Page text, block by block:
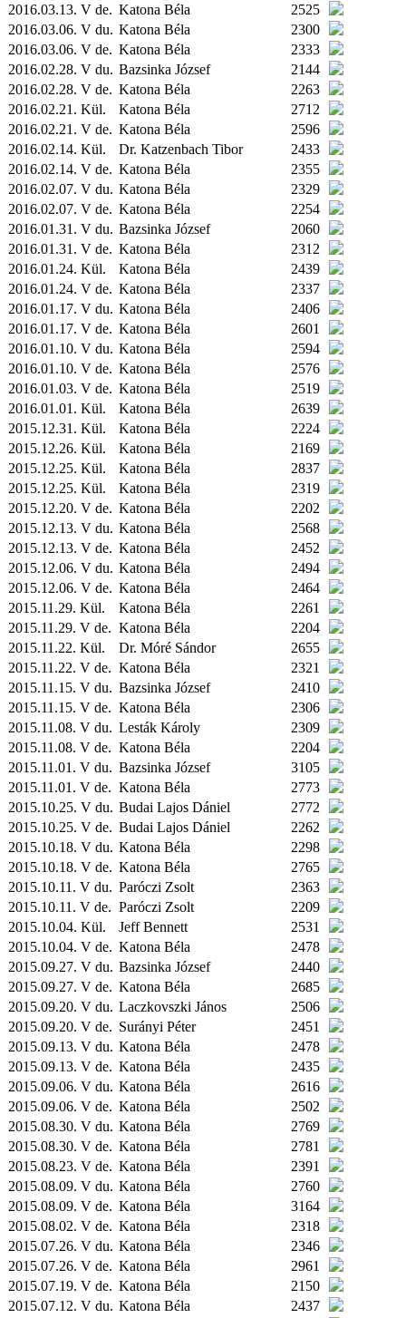
2016.03.13. V de. Katona Béla
2525
2016.03.06. V du. Katona Béla
2300
2016.03.06. V de. Katona Béla
2333
2016.02.28. V du. Bazsinka József
2144
2016.02.28. V de. Katona Béla
2263
2016.02.21. Kül. Katona Béla
2712
2016.02.21. V de. Katona Béla
2596
2016.02.14. Kül. Dr. Katzenbach Tibor
2433
2016.02.14. V de. Katona Béla
2355
2016.02.07. V du. Katona Béla
2329
2016.02.07. V de. Katona Béla
2254
2016.01.31. V du. Bazsinka József
2060
2016.01.31. V de. Katona Béla
2312
2016.01.24. Kül. Katona Béla
2439
2016.01.24. V de. Katona Béla
2337
2016.01.17. V du. Katona Béla
2406
2016.01.17. V de. Katona Béla
2601
2016.01.10. V du. Katona Béla
2594
2016.01.10. V de. Katona Béla
2576
2016.01.03. V de. Katona Béla
2519
2016.01.01. Kül. Katona Béla
2639
2015.12.31. Kül. Katona Béla
2224
2015.12.26. Kül. Katona Béla
2169
2015.12.25. Kül. Katona Béla
2837
2015.12.25. Kül. Katona Béla
2319
2015.12.20. V de. Katona Béla
2202
2015.12.13. V du. Katona Béla
2568
2015.12.13. V de. Katona Béla
2452
2015.12.06. V du. Katona Béla
2494
2015.12.06. V de. Katona Béla
2464
2015.11.29. Kül. Katona Béla
2261
2015.11.29. V de. Katona Béla
2204
2015.11.22. Kül. Dr. Móré Sándor
2655
2015.11.22. V de. Katona Béla
2321
2015.11.15. V du. Bazsinka József
2410
2015.11.15. V de. Katona Béla
2306
2015.11.08. V du. Lesták Károly
2309
2015.11.08. V de. Katona Béla
2204
2015.11.01. V du. Bazsinka József
3105
2015.11.01. V de. Katona Béla
2773
2015.10.25. V du. Budai Lajos Dániel
2772
2015.10.25. V de. Budai Lajos Dániel
2262
2015.10.18. V du. Katona Béla
2298
2015.10.18. V de. Katona Béla
2765
2015.10.11. V du. Paróczi Zsolt
2363
2015.10.11. V de. Paróczi Zsolt
2209
2015.10.04. Kül. Jeff Bennett
2531
2015.10.04. V de. Katona Béla
2478
2015.09.27. V du. Bazsinka József
2440
2015.09.27. V de. Katona Béla
2685
2015.09.20. V du. Laczkovszki János
2506
2015.09.20. V de. Surányi Péter
2451
2015.09.13. V du. Katona Béla
2478
2015.09.13. V de. Katona Béla
2435
2015.09.06. V du. Katona Béla
2616
2015.09.06. V de. Katona Béla
2502
2015.08.30. V du. Katona Béla
2769
2015.08.30. V de. Katona Béla
2781
2015.08.23. V de. Katona Béla
2391
2015.08.09. V du. Katona Béla
2760
2015.08.09. V de. Katona Béla
3164
2015.08.02. V de. Katona Béla
2318
2015.07.26. V du. Katona Béla
2346
2015.07.26. V de. Katona Béla
2961
2015.07.19. V de. Katona Béla
2150
2015.07.12. V du. Katona Béla
2437